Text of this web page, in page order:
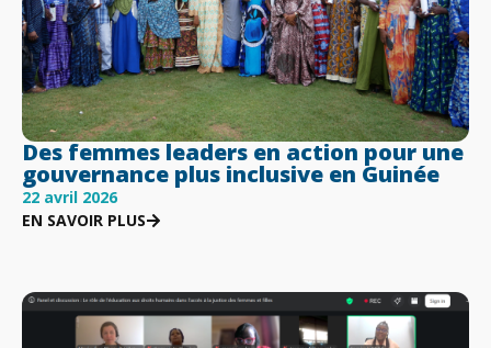
Des femmes leaders en action pour une
gouvernance plus inclusive en Guinée
22 avril 2026
EN SAVOIR PLUS